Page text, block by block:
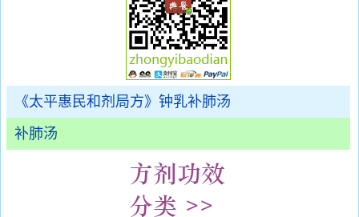
《太平惠民和剂局方》钟乳补肺汤
补肺汤